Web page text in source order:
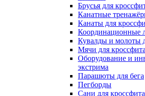
Брусья для
Канатные
Канаты для
Координационные
Кувалды и молоты
Мячи для кроссфита
Оборудование и
экстрима
Парашюты для бега
Пегборды
Сани для кроссфита